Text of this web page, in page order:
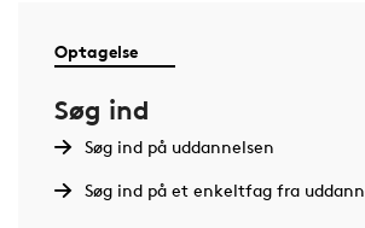
Optagelse
Søg ind
Søg ind på uddannelsen
Søg ind på et enkeltfag fra